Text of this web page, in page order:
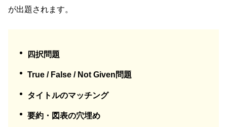
が出題されます。
四択問題
True / False / Not Given問題
タイトルのマッチング
要約・図表の穴埋め